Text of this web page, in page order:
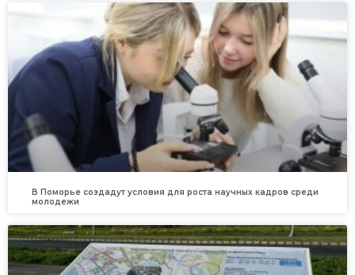
В Поморье создадут условия для роста научных кадров среди
молодежи